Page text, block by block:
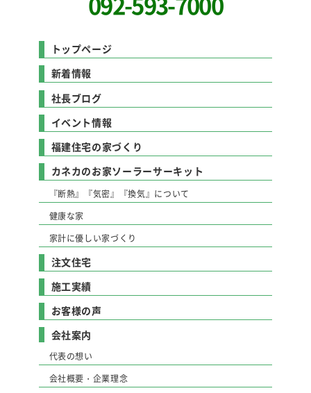
トップページ
新着情報
社長ブログ
イベント情報
福建住宅の家づくり
カネカのお家ソーラーサーキット
『断熱』『気密』『換気』について
健康な家
家計に優しい家づくり
注文住宅
施工実績
お客様の声
会社案内
代表の想い
会社概要・企業理念